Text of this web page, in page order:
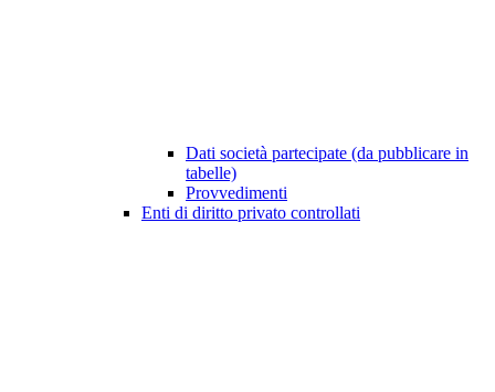
Dati società partecipate (da pubblicare in
tabelle)
Provvedimenti
Enti di diritto privato controllati